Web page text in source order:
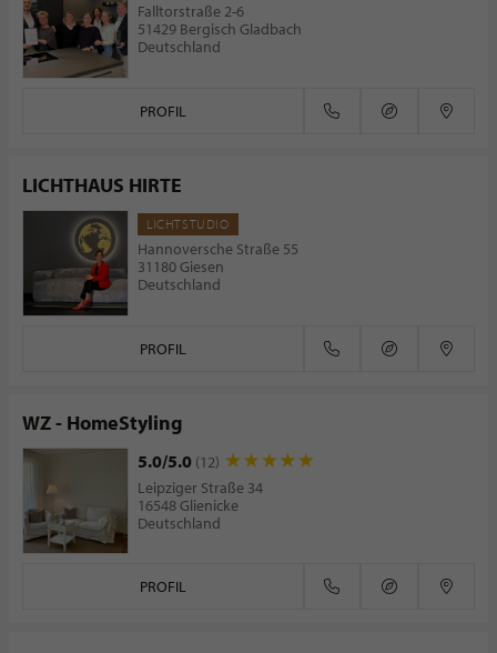
Falltorstraße 2-6
51429 Bergisch Gladbach
Deutschland
PROFIL
LICHTHAUS HIRTE
LICHTSTUDIO
Hannoversche Straße 55
31180 Giesen
Deutschland
PROFIL
WZ - HomeStyling
5.0/5.0 (12)
Leipziger Straße 34
16548 Glienicke
Deutschland
PROFIL